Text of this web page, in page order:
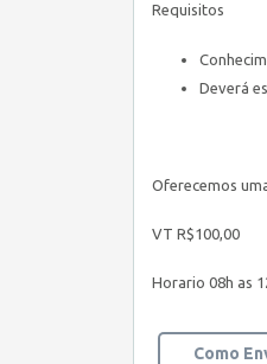
Requisitos
Deverá
Oferecemos
VT R$100,00
Horario 08h as
Como